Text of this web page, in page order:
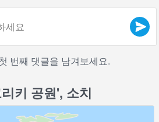
번째 댓글을 남겨보세요.
키 공원', 소치